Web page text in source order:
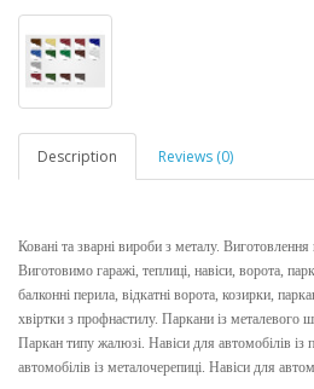
Description Reviews (0)
Ковані та зварні вироби з металу. Виготовлення
Виготовимо гаражі, теплиці, навіси, ворота,
балконні перила, відкатні ворота, козирки,
хвіртки з профнастилу. Паркани із металевого
Паркан типу жалюзі. Навіси для автомобілів із
автомобілів із металочерепиці. Навіси для